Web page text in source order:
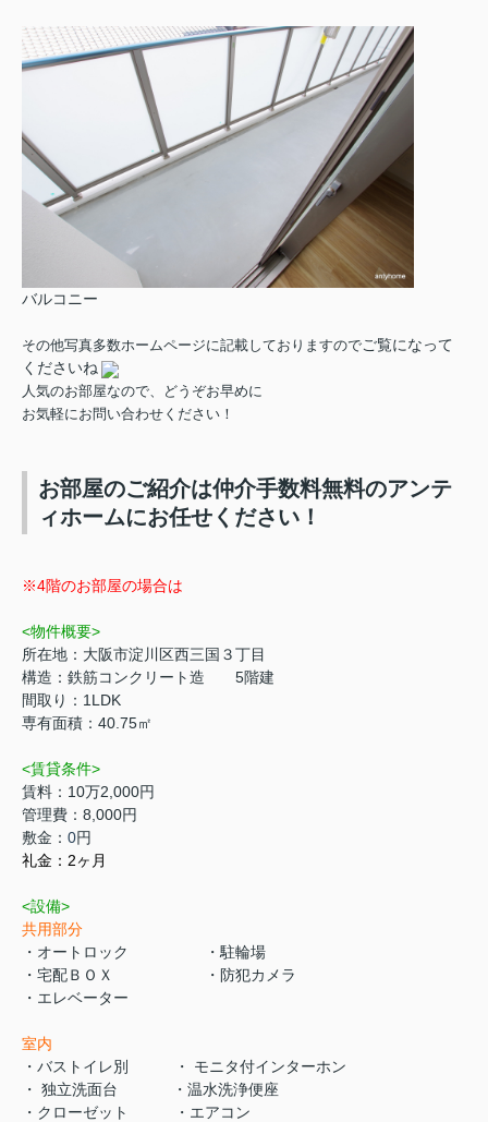
バルコニー
その他写真多数ホームページに記載しておりますのでご覧になって
くださいね
人気のお部屋なので、どうぞお早めに
お気軽にお問い合わせください！
お部屋のご紹介は仲介手数料無料のアンテ
ィホームにお任せください！
※4階のお部屋の場合は
<物件概要>
所在地：大阪市淀川区西三国３丁目
構造：鉄筋コンクリート造 5階建
間取り：1LDK
専有面積：40.75㎡
<賃貸条件>
賃料：10万2,000円
管理費：8,000円
敷金： 0円
礼金：2ヶ月
<設備>
共用部分
・オートロック ・駐輪場
・宅配ＢＯＸ ・防犯カメラ
・エレベーター
室内
・バストイレ別 ・ モニタ付インターホン
・ 独立洗面台 ・温水洗浄便座
・クローゼット ・エアコン